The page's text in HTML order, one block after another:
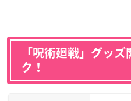
「呪術廻戦」グッ
ク！